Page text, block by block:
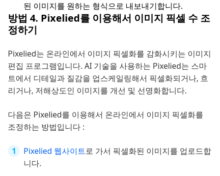
된 이미지를 원하는 형식으로 내보내기합니다.
방법 4. Pixelied를 이용해서 이미지 픽셀 수 조
정하기
Pixelied는 온라인에서 이미지 픽셀화를 감화시키는 이미지
편집 프로그램입니다. AI 기술을 사용하는 Pixelied는 스마
트에서 디테일과 질감을 업스케일링해서 픽셀화되거나, 흐
리거나, 저해상도인 이미지를 개선 및 선명화합니다.
다음은 Pixelied를 이용해서 온라인에서 이미지 픽셀화를
조정하는 방법입니다 :
Pixelied 웹사이트로 가서 픽셀화된 이미지를 업로드합
니다.